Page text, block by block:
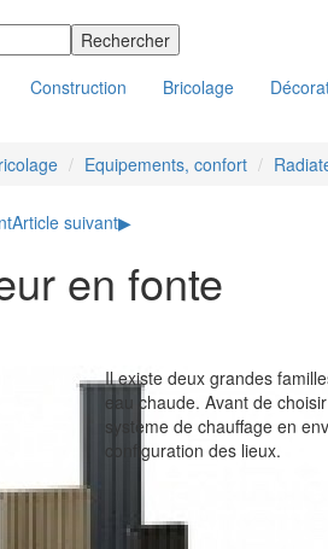
Construction Bricolage
Equipements, confort
Article suivant▶
en fonte
Il existe deux grandes
eau chaude. Avant de
système de chauffage en
configuration des lieux.